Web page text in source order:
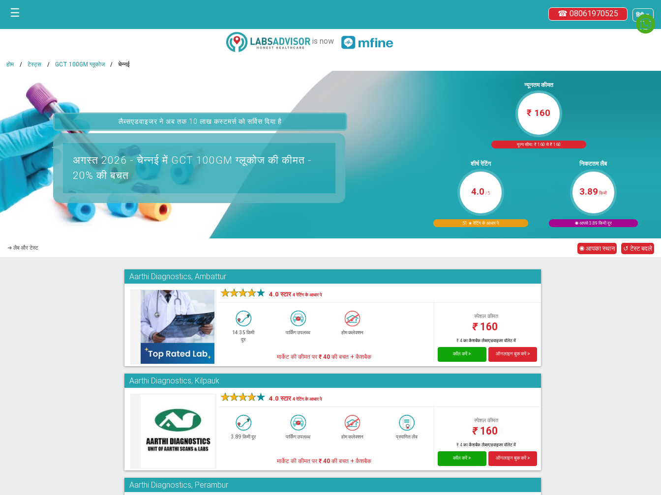
हिंदी ▼
☎ 08061970525
☰
is now
होम टेस्ट्स GCT 100GM ग्लूकोज चेन्नई
लैब्सएडवाइजर ने अब तक 10 लाख कस्टमर्स को सर्विस दिया है
अगस्त 2026 -चेन्नई में GCT 100GM ग्लूकोज की कीमत -
20% की बचत
न्यूनतम कीमत
₹ 160
मूल्य सीमा: ₹ 160 से ₹ 160
शीर्ष रेटिंग
4.0 /5
51 ★ रेटिंग के आधार पे
निकटतम लैब
3.89 किमी
◉ आपसे 3.89 किमी दूर
➜ लैब और टेस्ट ◉ आपका स्थान ↺ टेस्ट बदले
Aarthi Diagnostics, Ambattur
★★★★★ 4.0 स्टार4 रेटिंग के आधार पे
14.35 किमी
दूर
पार्किंग उपलब्ध होम कलेक्शन
स्पेशल कीमत
₹160
₹ 4 का कैशबैक लैब्सएडवाइजर वॉलेट में
मार्केट की कीमत पर₹ 40की बचत + कैशबैक कॉल करें > ऑनलाइन बुक करें >
Aarthi Diagnostics, Kilpauk
★★★★★ 4.0 स्टार4 रेटिंग के आधार पे
3.89 किमी दूर पार्किंग उपलब्ध होम कलेक्शन प्रमाणित लैब
स्पेशल कीमत
₹160
₹ 4 का कैशबैक लैब्सएडवाइजर वॉलेट में
मार्केट की कीमत पर₹ 40की बचत + कैशबैक कॉल करें > ऑनलाइन बुक करें >
Aarthi Diagnostics, Perambur